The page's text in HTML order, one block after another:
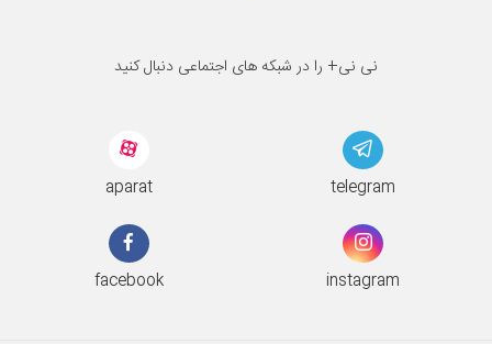
نی نی+ را در شبکه های اجتماعی دنبال کنید
aparat telegram
facebook instagram